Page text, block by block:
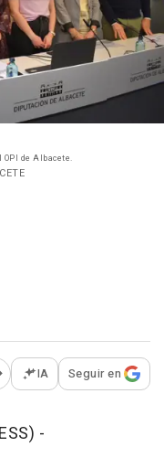
de Albacete.
opciones para
IA Seguir en
-